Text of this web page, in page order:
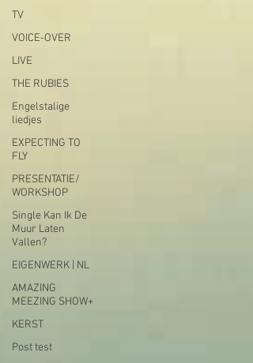
TV
VOICE-OVER
LIVE
THE RUBIES
Engelstalige
liedjes
EXPECTING TO
FLY
PRESENTATIE/
WORKSHOP
Single Kan Ik De
Muur Laten
Vallen?
EIGENWERK | NL
AMAZING
MEEZING SHOW+
KERST
Post test